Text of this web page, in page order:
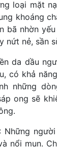
loại mặt
khoáng
bã nhờn
nứt nẻ, sần
da dầu
có khả
những
ong sẽ
: Những
nổi mụn.